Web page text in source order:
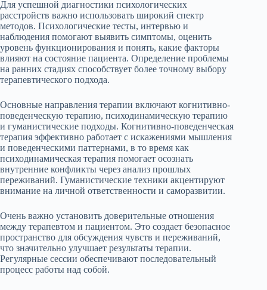
Для успешной диагностики психологических
расстройств важно использовать широкий спектр
методов. Психологические тесты, интервью и
наблюдения помогают выявить симптомы, оценить
уровень функционирования и понять, какие факторы
влияют на состояние пациента. Определение проблемы
на ранних стадиях способствует более точному выбору
терапевтического подхода.
Основные направления терапии включают когнитивно-
поведенческую терапию, психодинамическую терапию
и гуманистические подходы. Когнитивно-поведенческая
терапия эффективно работает с искажениями мышления
и поведенческими паттернами, в то время как
психодинамическая терапия помогает осознать
внутренние конфликты через анализ прошлых
переживаний. Гуманистические техники акцентируют
внимание на личной ответственности и саморазвитии.
Очень важно установить доверительные отношения
между терапевтом и пациентом. Это создает безопасное
пространство для обсуждения чувств и переживаний,
что значительно улучшает результаты терапии.
Регулярные сессии обеспечивают последовательный
процесс работы над собой.